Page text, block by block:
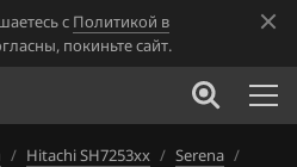
с Политикой в
покиньте сайт.
/ Hitachi SH7253xx / Serena /